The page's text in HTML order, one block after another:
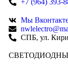
+7 (964) 393-
Мы
СПБ, ул.